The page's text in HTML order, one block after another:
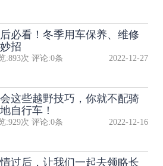
必看！冬季用车保养、维修
招
:893次 评论:0条 2022-12-27
这些越野技巧，你就不配骑
自行车！
:929次 评论:0条 2022-12-16
过后，让我们一起去领略长